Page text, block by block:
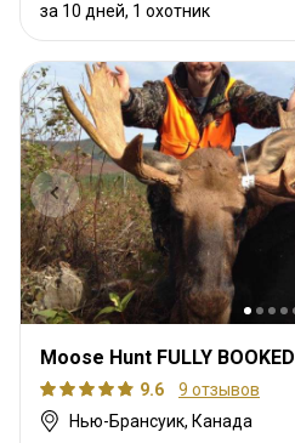
за 10 дней, 1 охотник
Moose Hunt FULLY BOOKED
9.6
9 отзывов
Нью-Брансуик, Канада